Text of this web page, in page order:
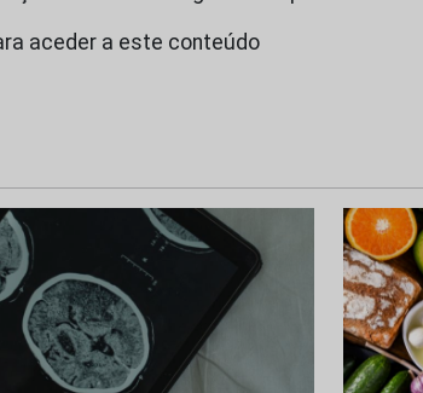
aceder a este conteúdo